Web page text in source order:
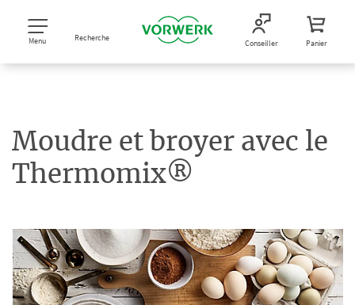
Menu Recherche Conseiller Panier
Moudre et broyer avec le
Thermomix®